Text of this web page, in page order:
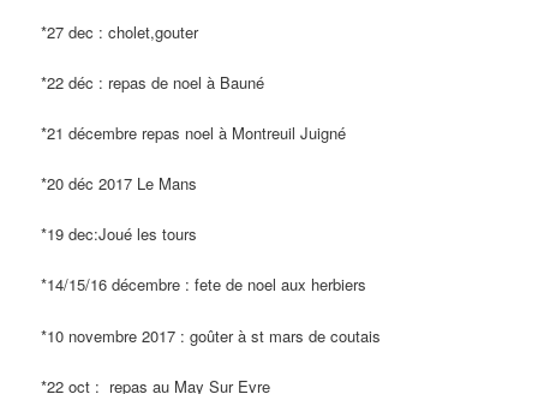
*27 dec : cholet,gouter
*22 déc : repas de noel à Bauné
*21 décembre repas noel à Montreuil Juigné
*20 déc 2017 Le Mans
*19 dec:Joué les tours
*14/15/16 décembre : fete de noel aux herbiers
*10 novembre 2017 : goûter à st mars de coutais
*22 oct : repas au May Sur Evre